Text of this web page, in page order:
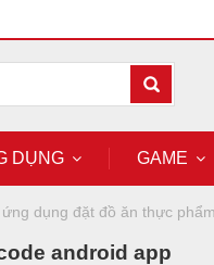
DỤNG GAME
dụng đặt đồ ăn thực
android app